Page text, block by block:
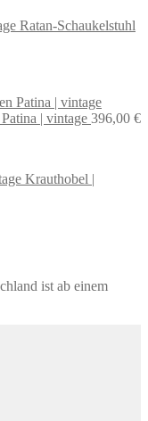
Ratan-Schaukelstuhl
| vintage 396,00 €
Krauthobel |
ist ab einem